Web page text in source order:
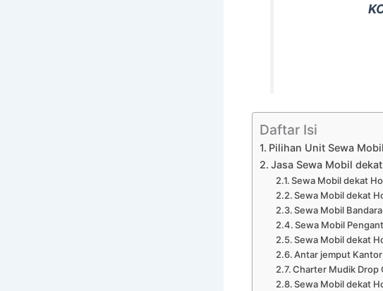
Daftar Isi
Pilihan Unit Sewa
Jasa Sewa Mobil
Sewa Mobil dekat
Sewa Mobil dekat
Sewa Mobil Bandara
Sewa Mobil
Sewa Mobil dekat
Antar jemput Kantor
Charter Mudik Drop
Sewa Mobil dekat